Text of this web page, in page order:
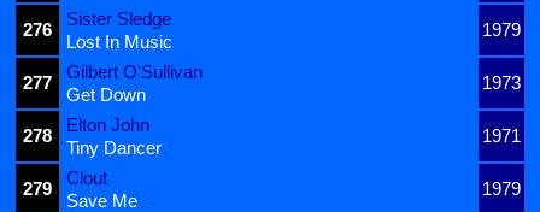
276
Sister Sledge
1979
Lost In Music
277
Gilbert O'Sullivan
1973
Get Down
278
Elton John
1971
Tiny Dancer
279
Clout
1979
Save Me